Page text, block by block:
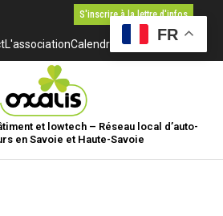
S'inscrire à la lettre d'infos
L'associationCalendrier
et lowtech – Réseau local d’auto-
en Savoie et Haute-Savoie
FR